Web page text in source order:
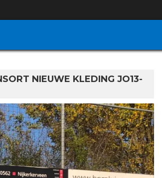
NIEUWE KLEDING JO13-